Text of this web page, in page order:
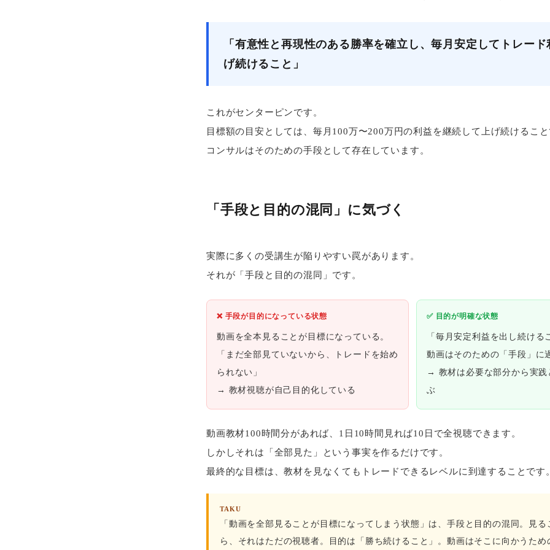
「有意性と再現性のある勝率を確立し、毎月安定してトレード
げ続けること」
これがセンターピンです。
目標額の目安としては、毎月100万〜200万円の利益を継続して上げ続けること
コンサルはそのための手段として存在しています。
「手段と目的の混同」に気づく
実際に多くの受講生が陥りやすい罠があります。
それが「手段と目的の混同」です。
❌ 手段が目的になっている状態
動画を全本見ることが目標になっている。
「まだ全部見ていないから、トレードを始め
られない」
→ 教材視聴が自己目的化している
✅ 目的が明確な状態
「毎月安定利益を出し続ける
動画はそのための「手段」に
→ 教材は必要な部分から実践
ぶ
動画教材100時間分があれば、1日10時間見れば10日で全視聴できます。
しかしそれは「全部見た」という事実を作るだけです。
最終的な目標は、教材を見なくてもトレードできるレベルに到達することです。
TAKU
「動画を全部見ることが目標になってしまう状態」は、手段と目的の混同。見る
ら、それはただの視聴者。目的は「勝ち続けること」。動画はそこに向かうため